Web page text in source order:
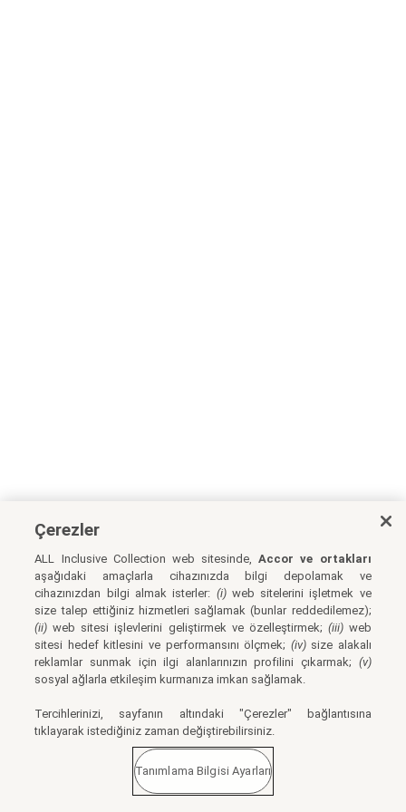
Çerezler
ALL Inclusive Collection web sitesinde,Accor ve ortakları
aşağıdaki amaçlarla cihazınızda bilgi depolamak ve
cihazınızdan bilgi almak isterler: (i)web sitelerini işletmek ve
size talep ettiğiniz hizmetleri sağlamak (bunlar reddedilemez);
(ii) web sitesi işlevlerini geliştirmek ve özelleştirmek; (iii)web
sitesi hedef kitlesini ve performansını ölçmek; (iv)size alakalı
reklamlar sunmak için ilgi alanlarınızın profilini çıkarmak; (v)
sosyal ağlarla etkileşim kurmanıza imkan sağlamak.
Tercihlerinizi, sayfanın altındaki "Çerezler" bağlantısına
tıklayarak istediğiniz zaman değiştirebilirsiniz.
Tanımlama Bilgisi Ayarları